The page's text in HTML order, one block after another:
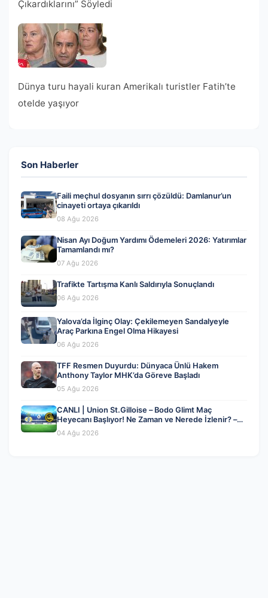
Çıkardıklarını” Söyledi
Dünya turu hayali kuran Amerikalı turistler Fatih’te
otelde yaşıyor
Son Haberler
Faili meçhul dosyanın sırrı çözüldü: Damlanur’un
cinayeti ortaya çıkarıldı
08 Ağu 2026
Nisan Ayı Doğum Yardımı Ödemeleri 2026: Yatırımlar
Tamamlandı mı?
07 Ağu 2026
Trafikte Tartışma Kanlı Saldırıyla Sonuçlandı
06 Ağu 2026
Yalova’da İlginç Olay: Çekilemeyen Sandalyeyle
Araç Parkına Engel Olma Hikayesi
06 Ağu 2026
TFF Resmen Duyurdu: Dünyaca Ünlü Hakem
Anthony Taylor MHK’da Göreve Başladı
05 Ağu 2026
CANLI | Union St.Gilloise – Bodo Glimt Maç
Heyecanı Başlıyor! Ne Zaman ve Nerede İzlenir? –
04 Ağustos 2026
04 Ağu 2026